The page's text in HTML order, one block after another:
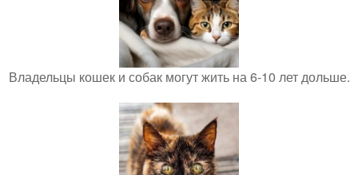
Владельцы кошек и собак могут жить на 6-10 лет дольше.